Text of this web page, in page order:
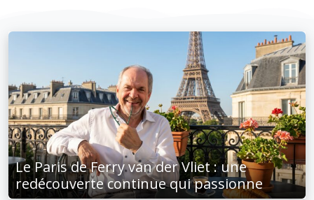
Le Paris de Ferry van der Vliet : une
redécouverte continue qui passionne